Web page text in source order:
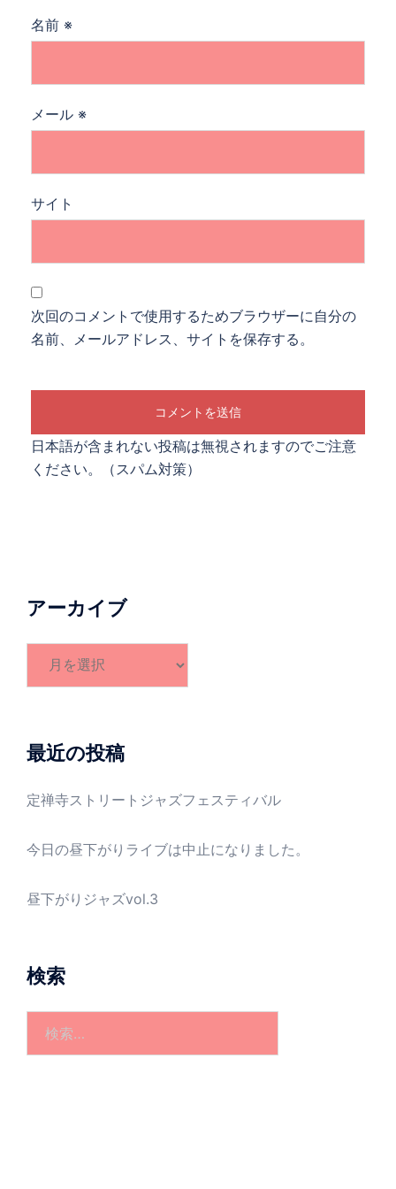
名前 ※
メール ※
サイト
次回のコメントで使用するためブラウザーに自分の
名前、メールアドレス、サイトを保存する。
日本語が含まれない投稿は無視されますのでご注意
ください。（スパム対策）
アーカイブ
ブ
最近の投稿
定禅寺ストリートジャズフェスティバル
今日の昼下がりライブは中止になりました。
昼下がりジャズvol.3
検索